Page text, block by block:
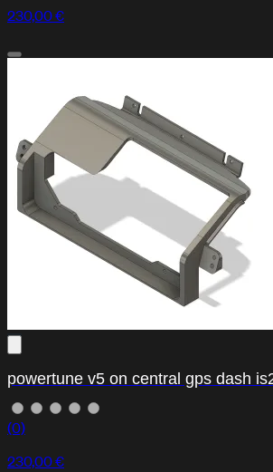
230,00 €
powertune v5 on central gps dash
(0)
230,00 €